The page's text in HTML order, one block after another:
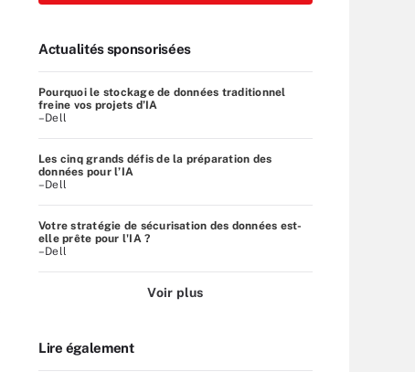
Actualités sponsorisées
Pourquoi le stockage de données traditionnel
freine vos projets d’IA
–Dell
Les cinq grands défis de la préparation des
données pour l’IA
–Dell
Votre stratégie de sécurisation des données est-
elle prête pour l'IA ?
–Dell
Voir plus
Lire également